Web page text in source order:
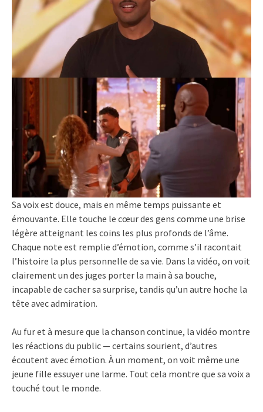
Sa voix est douce, mais en même temps puissante et
émouvante. Elle touche le cœur des gens comme une brise
légère atteignant les coins les plus profonds de l’âme.
Chaque note est remplie d’émotion, comme s’il racontait
l’histoire la plus personnelle de sa vie. Dans la vidéo, on voit
clairement un des juges porter la main à sa bouche,
incapable de cacher sa surprise, tandis qu’un autre hoche la
tête avec admiration.
Au fur et à mesure que la chanson continue, la vidéo montre
les réactions du public — certains sourient, d’autres
écoutent avec émotion. À un moment, on voit même une
jeune fille essuyer une larme. Tout cela montre que sa voix a
touché tout le monde.